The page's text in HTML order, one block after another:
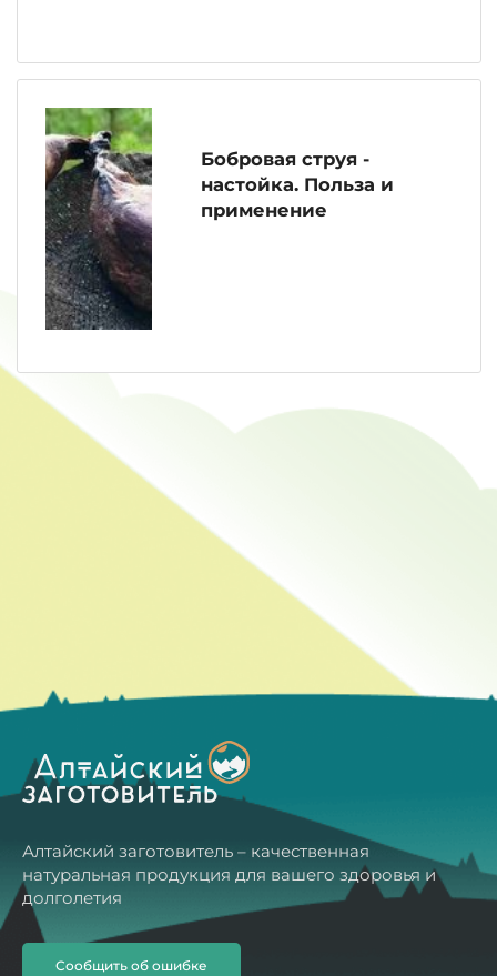
Бобровая струя -
настойка. Польза и
применение
Алтайский заготовитель – качественная
натуральная продукция для вашего здоровья и
долголетия
Сообщить об ошибке